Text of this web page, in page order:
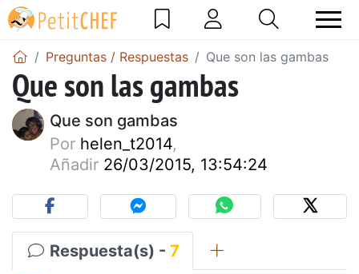
Preguntas / Respuestas Que son las gambas
Que son las gambas
Que son gambas
Por helen_t2014,
Añadir 26/03/2015, 13:54:24
Respuesta(s) - 7